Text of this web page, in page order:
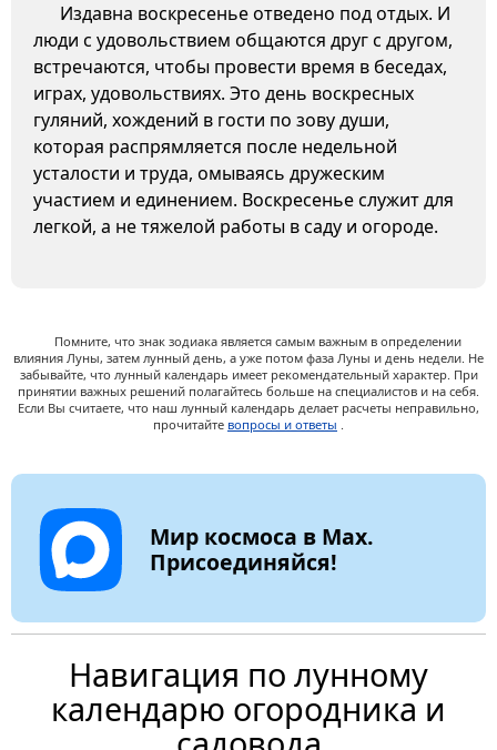
Издавна воскресенье отведено под отдых. И
люди с удовольствием общаются друг с другом,
встречаются, чтобы провести время в беседах,
играх, удовольствиях. Это день воскресных
гуляний, хождений в гости по зову души,
которая распрямляется после недельной
усталости и труда, омываясь дружеским
участием и единением. Воскресенье служит для
легкой, а не тяжелой работы в саду и огороде.
Помните, что знак зодиака является самым важным в определении
влияния Луны, затем лунный день, а уже потом фаза Луны и день недели. Не
забывайте, что лунный календарь имеет рекомендательный характер. При
принятии важных решений полагайтесь больше на специалистов и на себя.
Если Вы считаете, что наш лунный календарь делает расчеты неправильно,
прочитайте вопросы и ответы .
Мир космоса в Max.
Присоединяйся!
Навигация по лунному
календарю огородника и